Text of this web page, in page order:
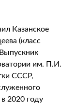
Казанское
(класс
им. П.И.
СССР,
2020 году